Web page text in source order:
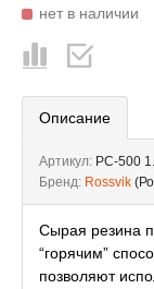
нет в наличии
Описание
Артикул: РС-500
Бренд: Rossvik
Сырая резина
“горячим”
позволяют